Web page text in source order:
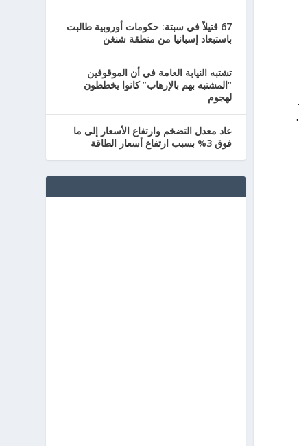
67 قتيلاً في سبتة: حكومات أوروبية طالبت
باستبعاد إسبانيا من منطقة شنغن
تشتبه النيابة العامة في أن الموقوفين
“المشتبه بهم بالإرهاب” كانوا يخططون
لهجوم
عاد معدل التضخم وارتفاع الأسعار إلى ما
فوق 3% بسبب ارتفاع أسعار الطاقة